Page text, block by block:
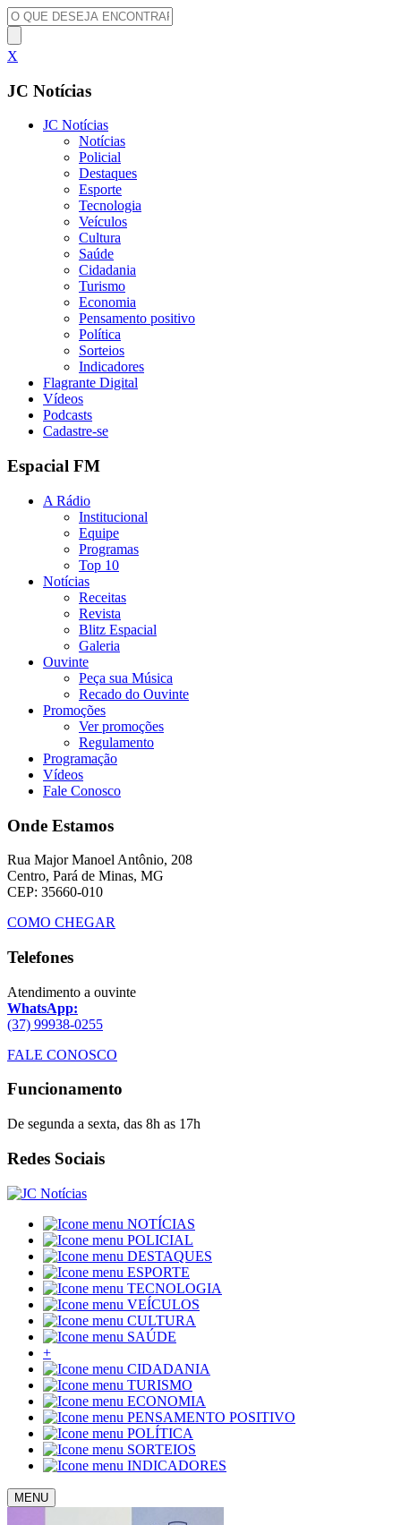
X
JC Notícias
JC Notícias
Notícias
Policial
Destaques
Esporte
Tecnologia
Veículos
Cultura
Saúde
Cidadania
Turismo
Economia
Pensamento positivo
Política
Sorteios
Indicadores
Flagrante Digital
Vídeos
Podcasts
Cadastre-se
Espacial FM
A Rádio
Institucional
Equipe
Programas
Top 10
Notícias
Receitas
Revista
Blitz Espacial
Galeria
Ouvinte
Peça sua Música
Recado do Ouvinte
Promoções
Ver promoções
Regulamento
Programação
Vídeos
Fale Conosco
Onde Estamos
Rua Major Manoel Antônio, 208
Centro, Pará de Minas, MG
CEP: 35660-010
COMO CHEGAR
Telefones
Atendimento a ouvinte
WhatsApp:
(37) 99938-0255
FALE CONOSCO
Funcionamento
De segunda a sexta, das 8h as 17h
Redes Sociais
NOTÍCIAS
POLICIAL
DESTAQUES
ESPORTE
TECNOLOGIA
VEÍCULOS
CULTURA
SAÚDE
+
CIDADANIA
TURISMO
ECONOMIA
PENSAMENTO POSITIVO
POLÍTICA
SORTEIOS
INDICADORES
MENU